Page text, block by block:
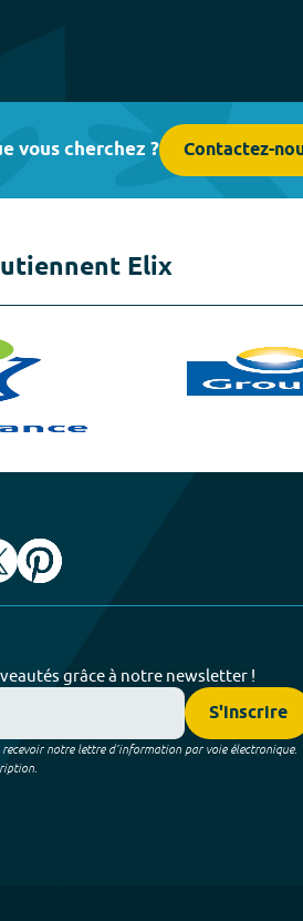
vous cherchez ? Contactez-
Elix
grâce à notre newsletter !
S'inscrire
notre lettre d’information par voie électronique.